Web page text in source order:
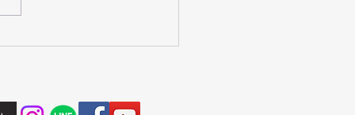
聞にゆりいか研究会の